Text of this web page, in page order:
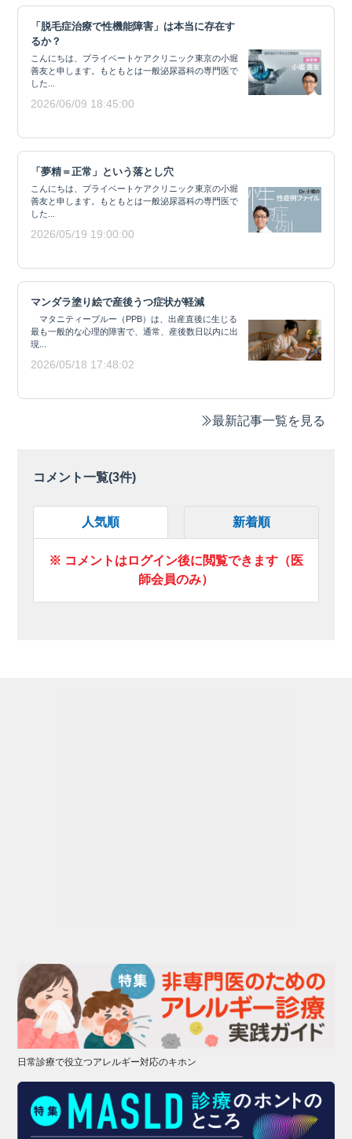
「脱毛症治療で性機能障害」は本当に存在す
るか？
こんにちは、プライベートケアクリニック東京の小堀
善友と申します。もともとは一般泌尿器科の専門医で
した...
2026/06/09 18:45:00
「夢精＝正常」という落とし穴
こんにちは、プライベートケアクリニック東京の小堀
善友と申します。もともとは一般泌尿器科の専門医で
した...
2026/05/19 19:00:00
マンダラ塗り絵で産後うつ症状が軽減
マタニティーブルー（PPB）は、出産直後に生じる
最も一般的な心理的障害で、通常、産後数日以内に出
現...
2026/05/18 17:48:02
最新記事一覧を見る
コメント一覧(3件)
人気順 新着順
※ コメントはログイン後に閲覧できます（医
師会員のみ）
日常診療で役立つアレルギー対応のキホン